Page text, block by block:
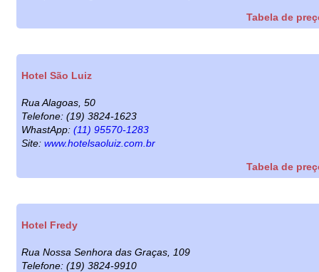
Tabela de
Hotel São Luiz
Rua Alagoas, 50
Telefone: (19) 3824-1623
WhastApp: (11) 95570-1283
Site: www.hotelsaoluiz.com.br
Tabela de
Hotel Fredy
Rua Nossa Senhora das Graças, 109
Telefone: (19) 3824-9910